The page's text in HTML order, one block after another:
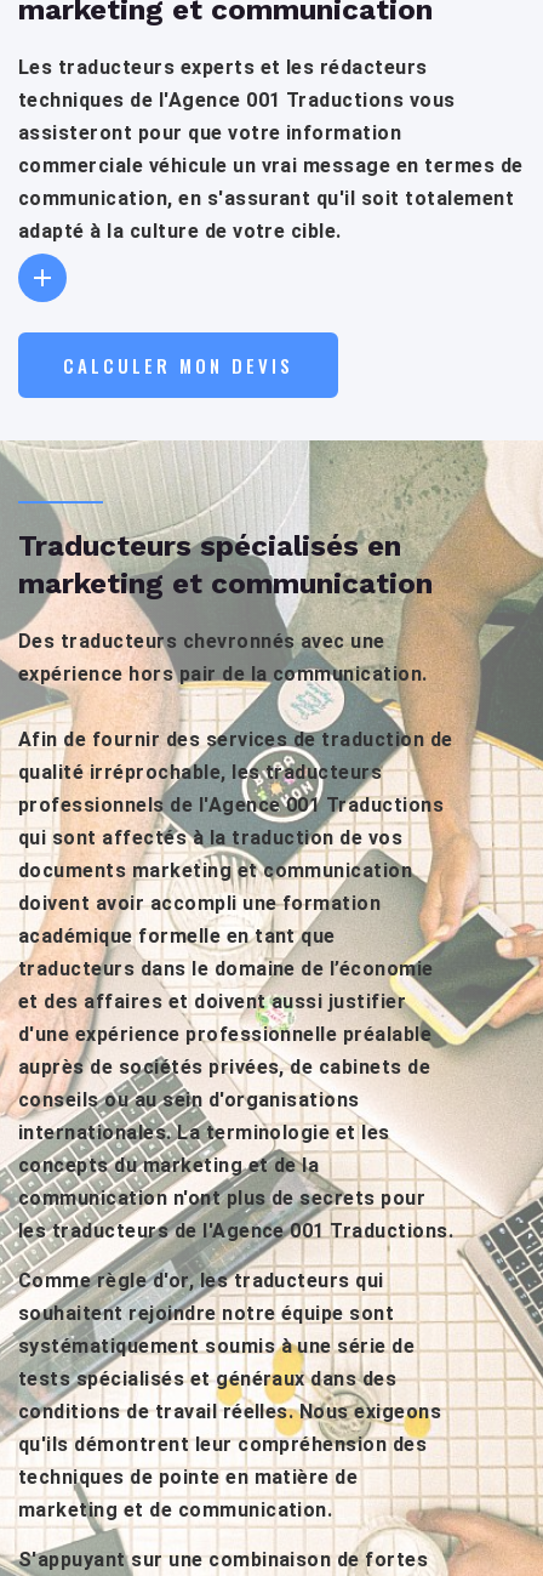
marketing et communication
Les traducteurs experts et les rédacteurs
techniques de l'Agence 001 Traductions vous
assisteront pour que votre information
commerciale véhicule un vrai message en termes de
communication, en s'assurant qu'il soit totalement
adapté à la culture de votre cible.
CALCULER MON DEVIS
Traducteurs spécialisés en
marketing et communication
Des traducteurs chevronnés avec une
expérience hors pair de la communication.
Afin de fournir des services de traduction de
qualité irréprochable, les traducteurs
professionnels de l'Agence 001 Traductions
qui sont affectés à la traduction de vos
documents marketing et communication
doivent avoir accompli une formation
académique formelle en tant que
traducteurs dans le domaine de l’économie
et des affaires et doivent aussi justifier
d'une expérience professionnelle préalable
auprès de sociétés privées, de cabinets de
conseils ou au sein d'organisations
internationales. La terminologie et les
concepts du marketing et de la
communication n'ont plus de secrets pour
les traducteurs de l'Agence 001 Traductions.
Comme règle d'or, les traducteurs qui
souhaitent rejoindre notre équipe sont
systématiquement soumis à une série de
tests spécialisés et généraux dans des
conditions de travail réelles. Nous exigeons
qu'ils démontrent leur compréhension des
techniques de pointe en matière de
marketing et de communication.
S'appuyant sur une combinaison de fortes